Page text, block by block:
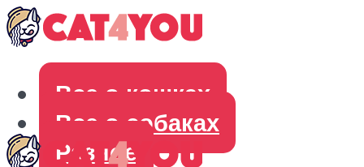
Все о кошках
Все о собаках
Разное